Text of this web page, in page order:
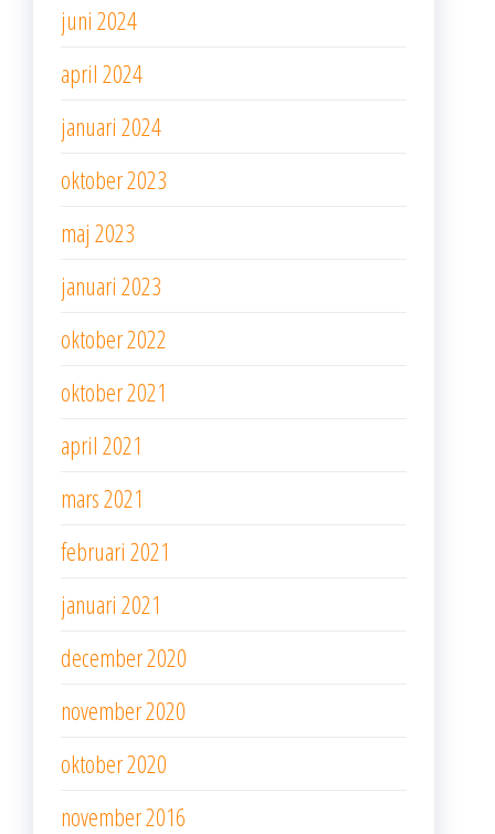
juni 2024
april 2024
januari 2024
oktober 2023
maj 2023
januari 2023
oktober 2022
oktober 2021
april 2021
mars 2021
februari 2021
januari 2021
december 2020
november 2020
oktober 2020
november 2016